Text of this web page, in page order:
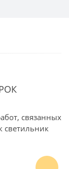
связанных
светильник